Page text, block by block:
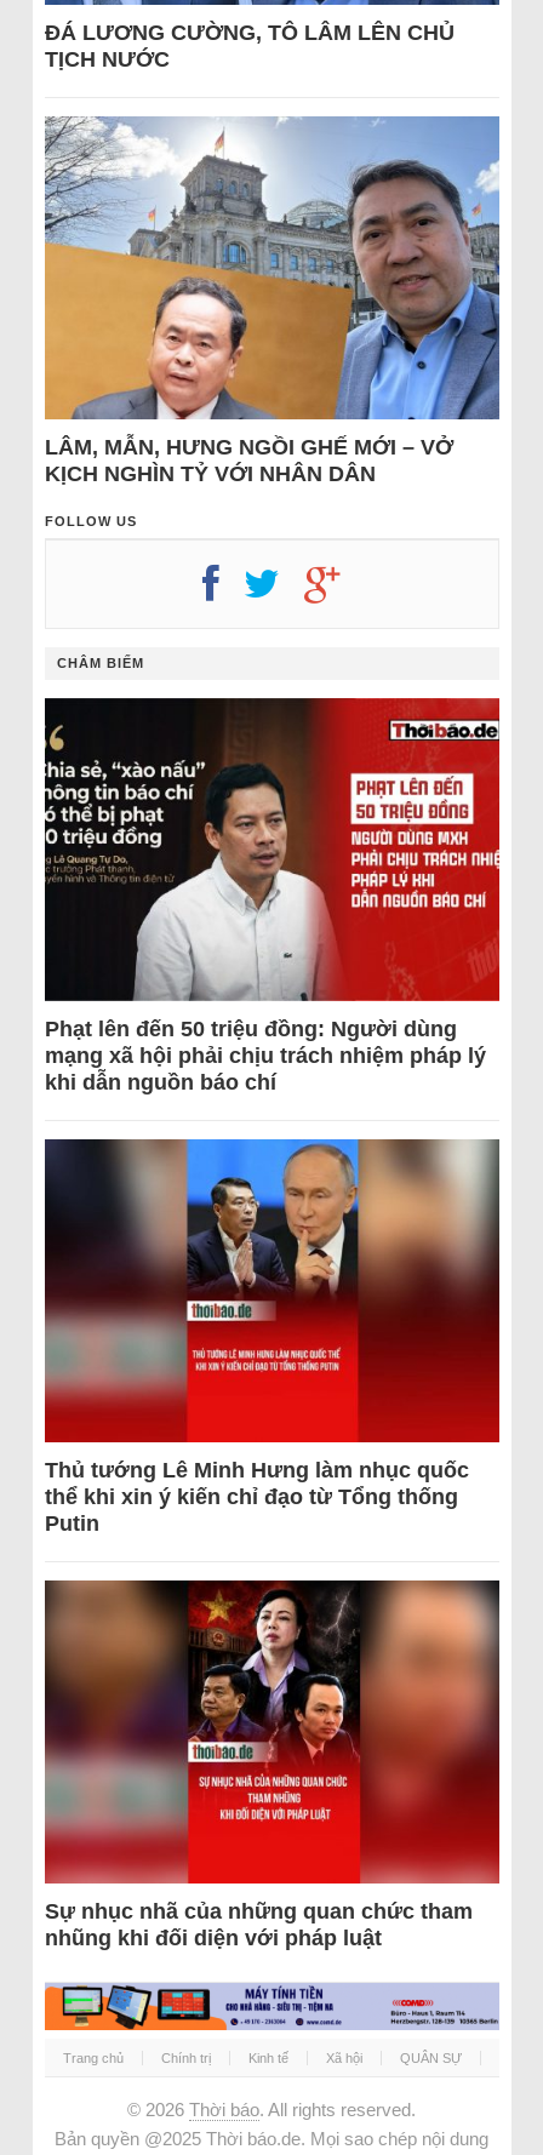
ĐÁ LƯƠNG CƯỜNG, TÔ LÂM LÊN CHỦ
TỊCH NƯỚC
LÂM, MẪN, HƯNG NGỒI GHẾ MỚI – VỞ
KỊCH NGHÌN TỶ VỚI NHÂN DÂN
FOLLOW US
CHÂM BIẾM
Phạt lên đến 50 triệu đồng: Người dùng
mạng xã hội phải chịu trách nhiệm pháp lý
khi dẫn nguồn báo chí
Thủ tướng Lê Minh Hưng làm nhục quốc
thể khi xin ý kiến chỉ đạo từ Tổng thống
Putin
Sự nhục nhã của những quan chức tham
nhũng khi đối diện với pháp luật
Trang chủ Chính trị Kinh tế Xã hội QUÂN SỰ
© 2026 Thời báo. All rights reserved.
Bản quyền @2025 Thời báo.de. Mọi sao chép nội dung